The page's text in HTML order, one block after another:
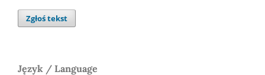
Zgłoś tekst
Język / Language